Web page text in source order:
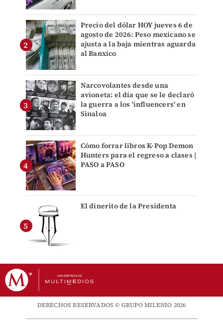
Precio del dólar HOY jueves 6 de
agosto de 2026: Peso mexicano se
ajusta a la baja mientras aguarda
al Banxico
Narcovolantes desde una
avioneta: el día que se le declaró
la guerra a los 'influencers' en
Sinaloa
Cómo forrar libros K-Pop Demon
Hunters para el regreso a clases |
PASO a PASO
El dinerito de la Presidenta
DERECHOS RESERVADOS © GRUPO MILENIO 2026